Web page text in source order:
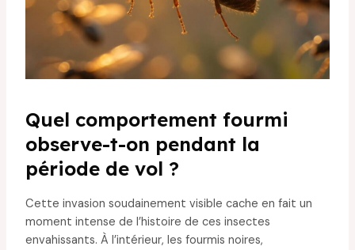
Quel comportement fourmi
observe-t-on pendant la
période de vol ?
Cette invasion soudainement visible cache en fait un
moment intense de l’histoire de ces insectes
envahissants. À l’intérieur, les fourmis noires,